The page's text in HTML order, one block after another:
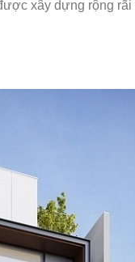
xây dựng rộng